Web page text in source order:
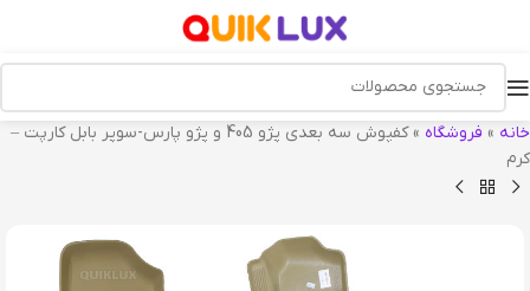
خانه » فروشگاه »
کفپوش سه بعدی پژو 405 و پژو پارس-سوپر بابل کارپت –
کرم